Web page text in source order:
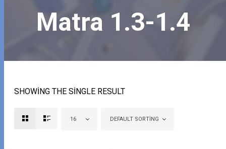
Matra 1.3-1.4
SHOWING THE SINGLE RESULT
16 DEFAULT SORTING